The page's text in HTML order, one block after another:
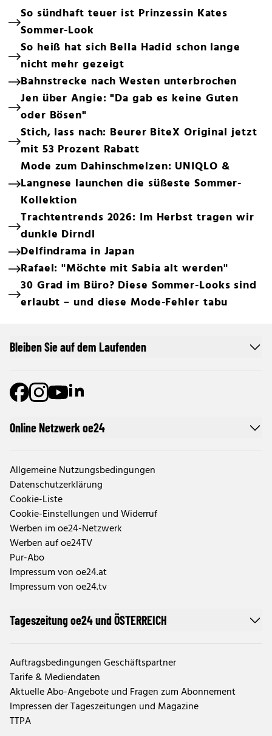
So sündhaft teuer ist Prinzessin Kates
Sommer-Look
So heiß hat sich Bella Hadid schon lange
nicht mehr gezeigt
Bahnstrecke nach Westen unterbrochen
Jen über Angie: "Da gab es keine Guten
oder Bösen"
Stich, lass nach: Beurer BiteX Original jetzt
mit 53 Prozent Rabatt
Mode zum Dahinschmelzen: UNIQLO &
Langnese launchen die süßeste Sommer-
Kollektion
Trachtentrends 2026: Im Herbst tragen wir
dunkle Dirndl
Delfindrama in Japan
Rafael: "Möchte mit Sabia alt werden"
30 Grad im Büro? Diese Sommer-Looks sind
erlaubt – und diese Mode-Fehler tabu
Online Netzwerk oe24
Allgemeine Nutzungsbedingungen
Datenschutzerklärung
Cookie-Liste
Cookie-Einstellungen und Widerruf
Werben im oe24-Netzwerk
Werben auf oe24TV
Pur-Abo
Impressum von oe24.at
Impressum von oe24.tv
Tageszeitung oe24 und ÖSTERREICH
Auftragsbedingungen Geschäftspartner
Tarife & Mediendaten
Aktuelle Abo-Angebote und Fragen zum Abonnement
Impressen der Tageszeitungen und Magazine
TTPA
Bleiben Sie auf dem Laufenden